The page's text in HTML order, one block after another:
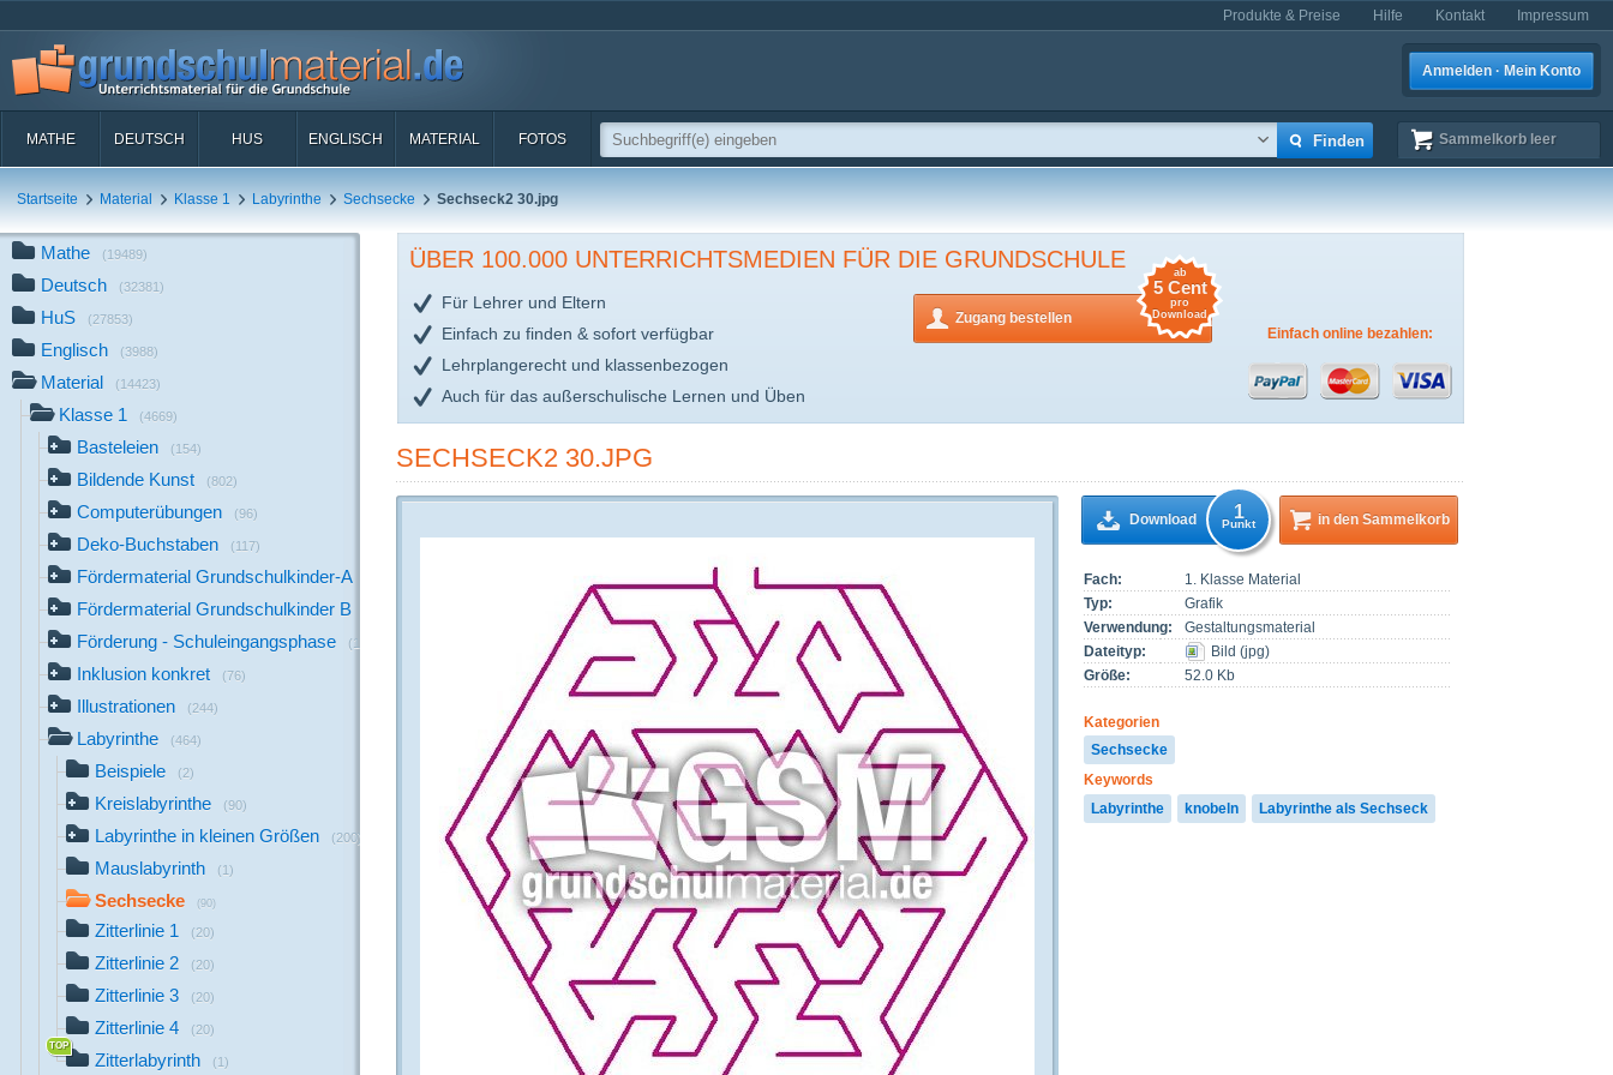
Produkte & Preise Hilfe Kontakt Impressum
Anmelden · Mein Konto
MATHE DEUTSCH HUS ENGLISCH MATERIAL FOTOS Sammelkorb leer
Startseite Material Klasse 1 Labyrinthe Sechsecke Sechseck2 30.jpg
Mathe (19489)
Deutsch (32381)
HuS (27853)
Englisch (3988)
Material (14423)
Klasse 1 (4669)
Basteleien (154)
Bildende Kunst (802)
Computerübungen (96)
Deko-Buchstaben (117)
Fördermaterial Grundschulkinder-A
Fördermaterial Grundschulkinder B
Förderung - Schuleingangsphase (1142)
Inklusion konkret (76)
Illustrationen (244)
Labyrinthe (464)
Beispiele (2)
Kreislabyrinthe (90)
Labyrinthe in kleinen Größen (200)
Mauslabyrinth (1)
Sechsecke (90)
Zitterlinie 1 (20)
Zitterlinie 2 (20)
Zitterlinie 3 (20)
Zitterlinie 4 (20)
Zitterlabyrinth (1)
ÜBER 100.000 UNTERRICHTSMEDIEN FÜR DIE GRUNDSCHULE
Für Lehrer und Eltern
Einfach zu finden & sofort verfügbar
Lehrplangerecht und klassenbezogen
Auch für das außerschulische Lernen und Üben
Zugang bestellen
ab
5 Cent
pro
Download
Einfach online bezahlen:
SECHSECK2 30.JPG
Fach:
1. Klasse Material
Typ:
Grafik
Verwendung:
Gestaltungsmaterial
Dateityp:
Bild (jpg)
Größe:
52.0 Kb
Kategorien
Sechsecke
Keywords
Labyrinthe
knobeln Labyrinthe als Sechseck
Download 1
Punkt in den Sammelkorb